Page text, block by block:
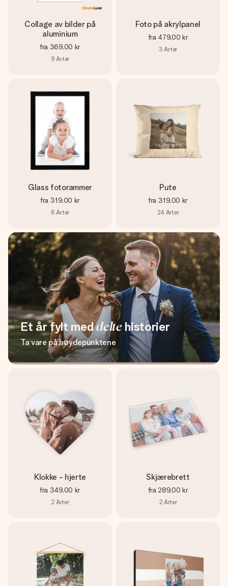
Collage av bilder på
aluminium
fra 369,00 kr
9 Arter
Foto på akrylpanel
fra 479,00 kr
3 Arter
Glass fotorammer
fra 319,00 kr
6 Arter
Pute
fra 319,00 kr
24 Arter
Et år fylt meddeltehistorier
Ta vare på høydepunktene
Klokke - hjerte
fra 349,00 kr
2 Arter
Skjærebrett
fra 289,00 kr
2 Arter